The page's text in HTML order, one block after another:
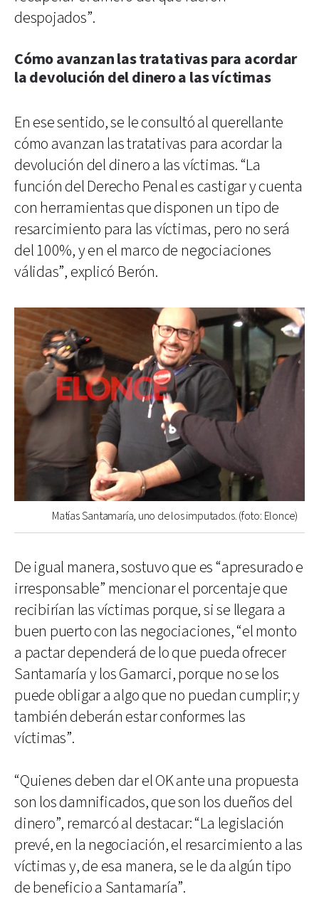
despojados”.
Cómo avanzan las tratativas para acordar
la devolución del dinero a las víctimas
En ese sentido, se le consultó al querellante
cómo avanzan las tratativas para acordar la
devolución del dinero a las víctimas. “La
función del Derecho Penal es castigar y cuenta
con herramientas que disponen un tipo de
resarcimiento para las víctimas, pero no será
del 100%, y en el marco de negociaciones
válidas”, explicó Berón.
Matías Santamaría, uno de los imputados. (foto: Elonce)
De igual manera, sostuvo que es “apresurado e
irresponsable” mencionar el porcentaje que
recibirían las víctimas porque, si se llegara a
buen puerto con las negociaciones, “el monto
a pactar dependerá de lo que pueda ofrecer
Santamaría y los Gamarci, porque no se los
puede obligar a algo que no puedan cumplir; y
también deberán estar conformes las
víctimas”.
“Quienes deben dar el OK ante una propuesta
son los damnificados, que son los dueños del
dinero”, remarcó al destacar: “La legislación
prevé, en la negociación, el resarcimiento a las
víctimas y, de esa manera, se le da algún tipo
de beneficio a Santamaría”.